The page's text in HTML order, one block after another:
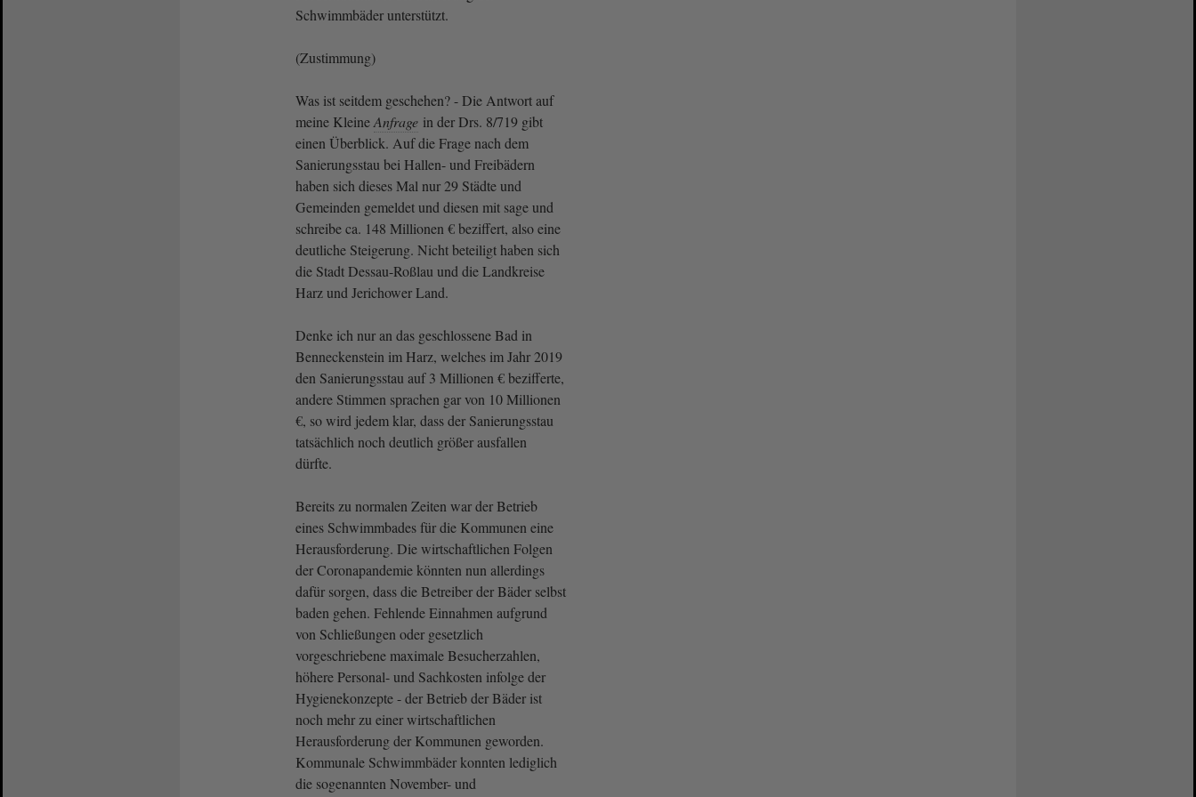
Schwimmbäder unterstützt.
(Zustimmung)
Was ist seitdem geschehen? - Die Antwort auf
meine KleineAnfrage in der Drs. 8/719 gibt
einen Überblick. Auf die Frage nach dem
Sanierungsstau bei Hallen- und Freibädern
haben sich dieses Mal nur 29 Städte und
Gemeinden gemeldet und diesen mit sage und
schreibe ca. 148 Millionen € beziffert, also eine
deutliche Steigerung. Nicht beteiligt haben sich
die Stadt Dessau-Roßlau und die Landkreise
Harz und Jerichower Land.
Denke ich nur an das geschlossene Bad in
Benneckenstein im Harz, welches im Jahr 2019
den Sanierungsstau auf 3 Millionen € bezifferte,
andere Stimmen sprachen gar von 10 Millionen
€, so wird jedem klar, dass der Sanierungsstau
tatsächlich noch deutlich größer ausfallen
dürfte.
Bereits zu normalen Zeiten war der Betrieb
eines Schwimmbades für die Kommunen eine
Herausforderung. Die wirtschaftlichen Folgen
der Coronapandemie könnten nun allerdings
dafür sorgen, dass die Betreiber der Bäder selbst
baden gehen. Fehlende Einnahmen aufgrund
von Schließungen oder gesetzlich
vorgeschriebene maximale Besucherzahlen,
höhere Personal- und Sachkosten infolge der
Hygienekonzepte - der Betrieb der Bäder ist
noch mehr zu einer wirtschaftlichen
Herausforderung der Kommunen geworden.
Kommunale Schwimmbäder konnten lediglich
die sogenannten November- und